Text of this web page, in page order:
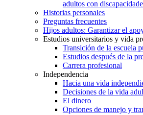
adultos con
Historias personales
Preguntas frecuentes
Hijos adultos: Garantizar el
Estudios universitarios y vida
Transición de la escuela
Estudios después de la
Carrera profesional
Independencia
Hacia una vida
Decisiones de la vida
El dinero
Opciones de manejo y